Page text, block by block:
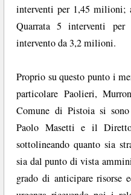
interventi per 1,45 milioni;
Quarrata 5 interventi
intervento da 3,2 milioni.
Proprio su questo punto i
particolare Paolieri,
Comune di Pistoia si
Paolo Masetti e il
sottolineando quanto sia
sia dal punto di vista
grado di anticipare risorse